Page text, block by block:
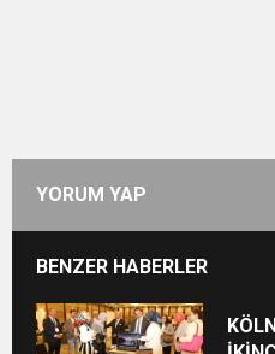
YORUM YAP
BENZER HABERLER